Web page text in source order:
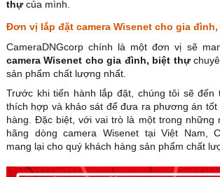
thựcủa mình.
Đơn vị lắp đặt camera Wisenet cho gia
CameraDNGcorp chính là một đơn vị sẽ
camera Wisenet cho gia đình, biệt thự
sản phẩm chất lượng nhất.
Trước khi tiến hành lắp đặt, chúng tôi sẽ
thích hợp và khảo sát để đưa ra phương án tốt
hàng. Đặc biệt, với vai trò là một trong những
hãng dòng camera Wisenet tại Việt Nam,
mang lại cho quý khách hàng sản phẩm chất